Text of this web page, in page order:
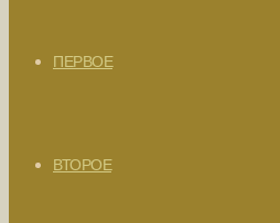
ПЕРВОЕ
ВТОРОЕ